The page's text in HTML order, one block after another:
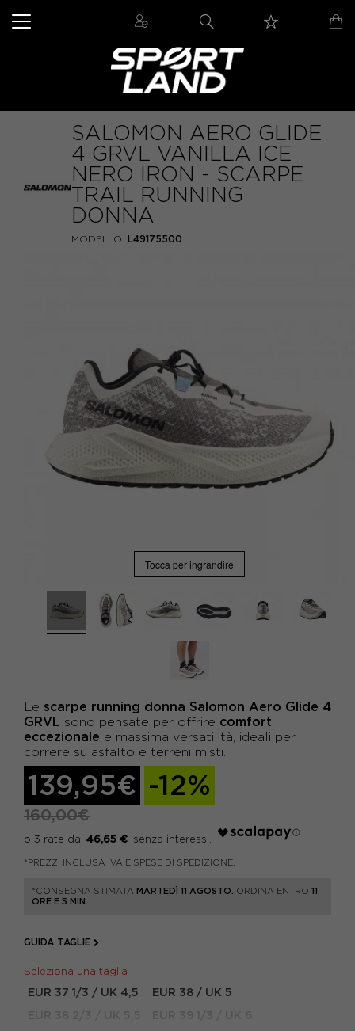
SALOMON AERO GLIDE
4 GRVL VANILLA ICE
NERO IRON - SCARPE
TRAIL RUNNING
DONNA
MODELLO: L49175500
Tocca per ingrandire
Le scarpe running donna Salomon Aero Glide 4
GRVL sono pensate per offrire comfort
eccezionale e massima versatilità, ideali per
correre su asfalto e terreni misti.
139,95€ -12%
160,00€
46,65 €
*PREZZI INCLUSA IVA E SPESE DI SPEDIZIONE.
*CONSEGNA STIMATA MARTEDÌ 11 AGOSTO. ORDINA ENTRO 11
ORE E 5 MIN.
GUIDA TAGLIE
Seleziona una taglia
EUR 37 1/3 / UK 4,5
EUR 38 / UK 5